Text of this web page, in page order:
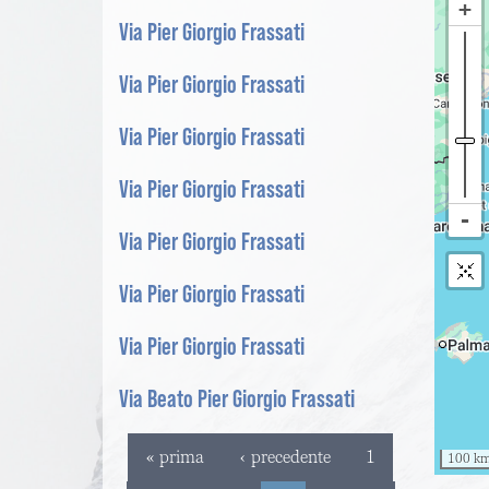
Via Pier Giorgio Frassati
Via Pier Giorgio Frassati
Via Pier Giorgio Frassati
Via Pier Giorgio Frassati
Via Pier Giorgio Frassati
Via Pier Giorgio Frassati
Via Pier Giorgio Frassati
Via Beato Pier Giorgio Frassati
Pages
« prima ‹ precedente 1 100